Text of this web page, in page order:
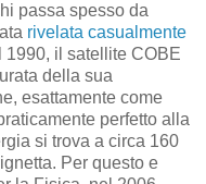
passa spesso da
rivelata casualmente
1990, il satellite COBE
della sua
esattamente come
perfetto alla
si trova a circa 160
Per questo e